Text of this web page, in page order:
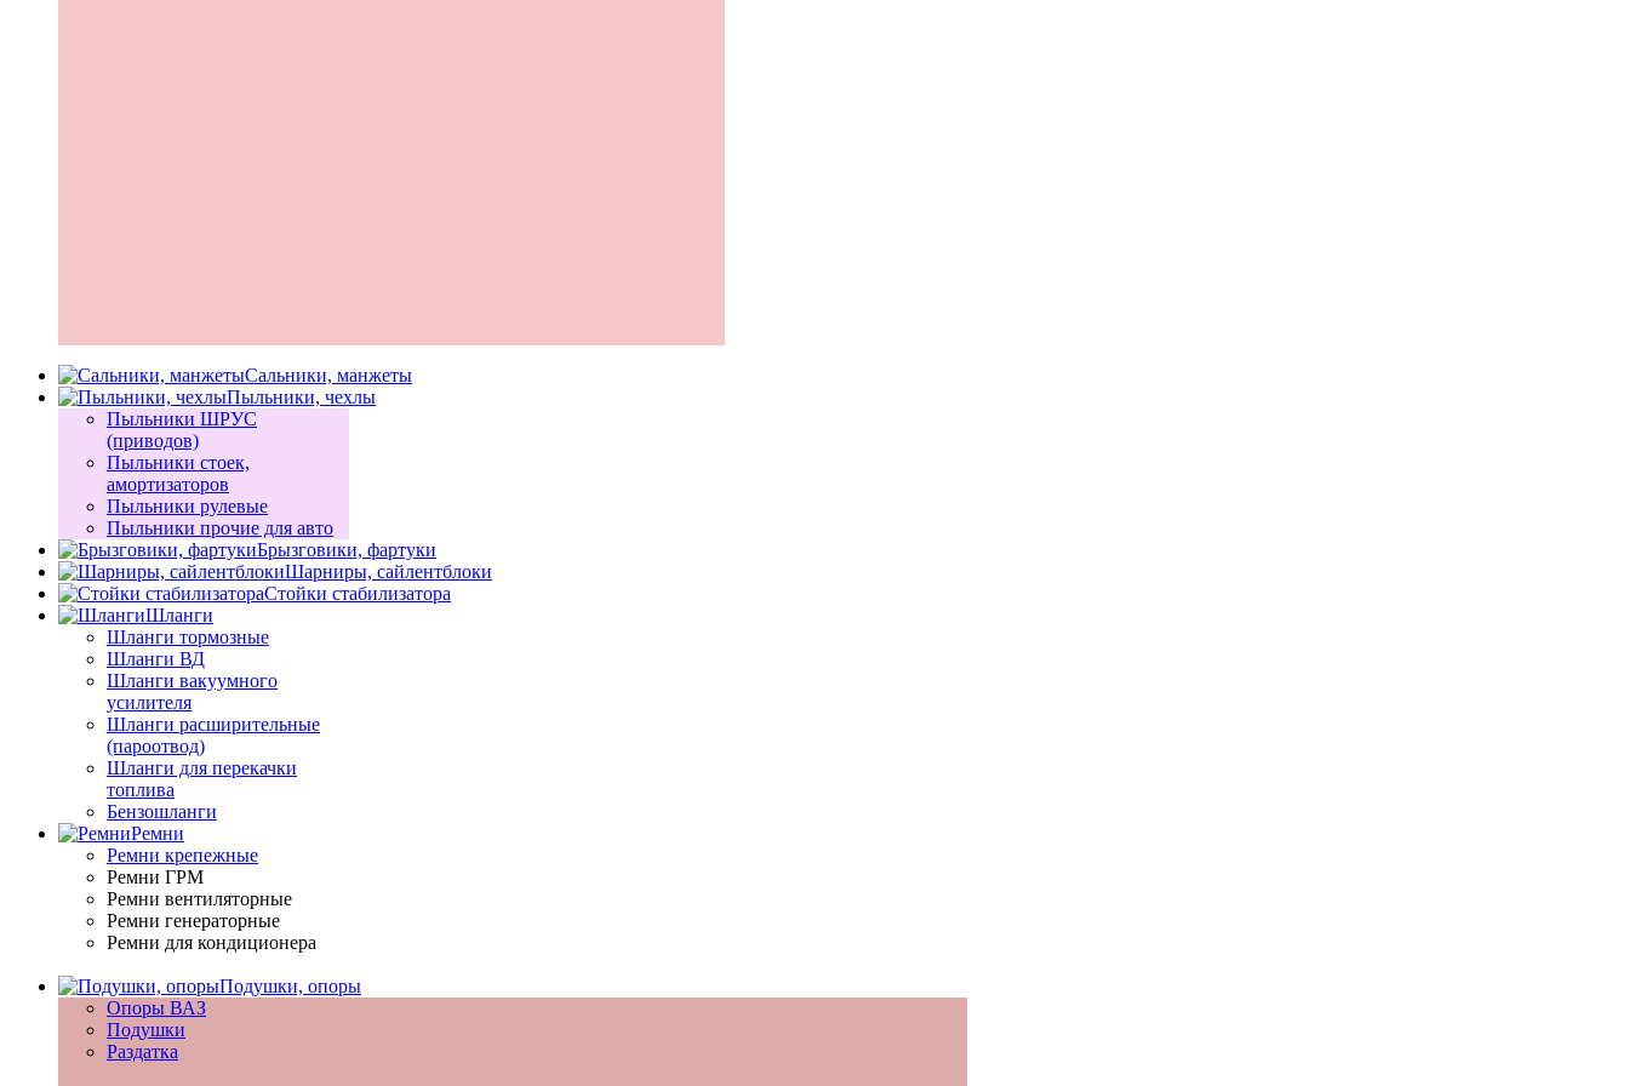
Сальники, манжеты
Пыльники, чехлы
Пыльники ШРУС
(приводов)
Пыльники стоек,
амортизаторов
Пыльники рулевые
Пыльники прочие для авто
Брызговики, фартуки
Шарниры, сайлентблоки
Стойки стабилизатора
Шланги
Шланги тормозные
Шланги ВД
Шланги вакуумного
усилителя
Шланги расширительные
(пароотвод)
Шланги для перекачки
топлива
Бензошланги
Ремни
Ремни крепежные
Ремни ГРМ
Ремни вентиляторные
Ремни генераторные
Ремни для кондиционера
Подушки, опоры
Опоры ВАЗ
Подушки
Раздатка